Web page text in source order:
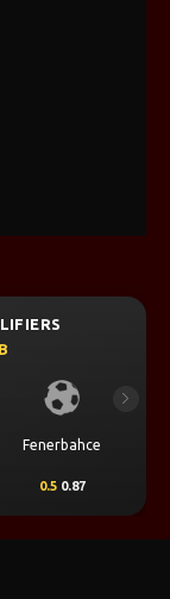
Fenerbahce
0.5 0.87
Next